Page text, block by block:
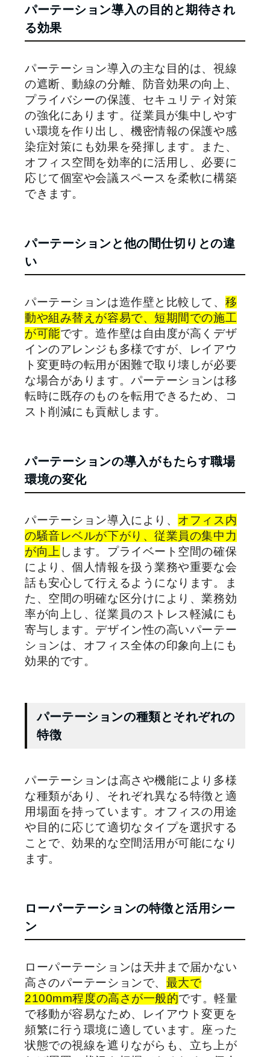
パーテーション導入の目的と期待され
る効果
パーテーション導入の主な目的は、視線
の遮断、動線の分離、防音効果の向上、
プライバシーの保護、セキュリティ対策
の強化にあります。従業員が集中しやす
い環境を作り出し、機密情報の保護や感
染症対策にも効果を発揮します。また、
オフィス空間を効率的に活用し、必要に
応じて個室や会議スペースを柔軟に構築
できます。
パーテーションと他の間仕切りとの違
い
パーテーションは造作壁と比較して、 移
動や組み替えが容易で、短期間での施工
が可能です。造作壁は自由度が高くデザ
インのアレンジも多様ですが、レイアウ
ト変更時の転用が困難で取り壊しが必要
な場合があります。パーテーションは移
転時に既存のものを転用できるため、コ
スト削減にも貢献します。
パーテーションの導入がもたらす職場
環境の変化
パーテーション導入により、 オフィス内
の騒音レベルが下がり、従業員の集中力
が向上 します。プライベート空間の確保
により、個人情報を扱う業務や重要な会
話も安心して行えるようになります。ま
た、空間の明確な区分けにより、業務効
率が向上し、従業員のストレス軽減にも
寄与します。デザイン性の高いパーテー
ションは、オフィス全体の印象向上にも
効果的です。
パーテーションの種類とそれぞれの
特徴
パーテーションは高さや機能により多様
な種類があり、それぞれ異なる特徴と適
用場面を持っています。オフィスの用途
や目的に応じて適切なタイプを選択する
ことで、効果的な空間活用が可能になり
ます。
ローパーテーションの特徴と活用シー
ン
ローパーテーションは天井まで届かない
高さのパーテーションで、 最大で
2100mm程度の高さが一般的です。軽量
で移動が容易なため、レイアウト変更を
頻繁に行う環境に適しています。座った
状態での視線を遮りながらも、立ち上が